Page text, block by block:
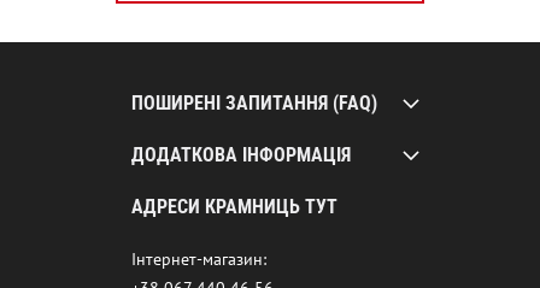
ПОШИРЕНІ ЗАПИТАННЯ (FAQ)
ДОДАТКОВА ІНФОРМАЦІЯ
АДРЕСИ КРАМНИЦЬ ТУТ
Інтернет-магазин: